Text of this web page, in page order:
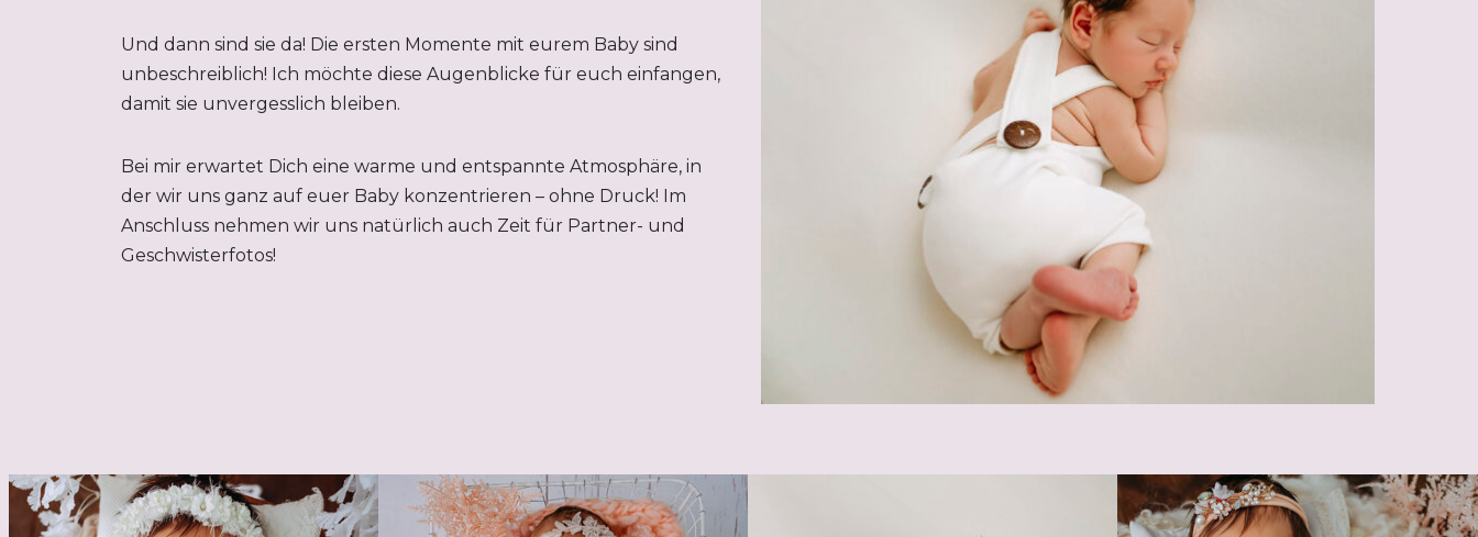
Und dann sind sie da! Die ersten Momente mit eurem Baby sind
unbeschreiblich! Ich möchte diese Augenblicke für euch einfangen,
damit sie unvergesslich bleiben.
Bei mir erwartet Dich eine warme und entspannte Atmosphäre, in
der wir uns ganz auf euer Baby konzentrieren – ohne Druck! Im
Anschluss nehmen wir uns natürlich auch Zeit für Partner- und
Geschwisterfotos!